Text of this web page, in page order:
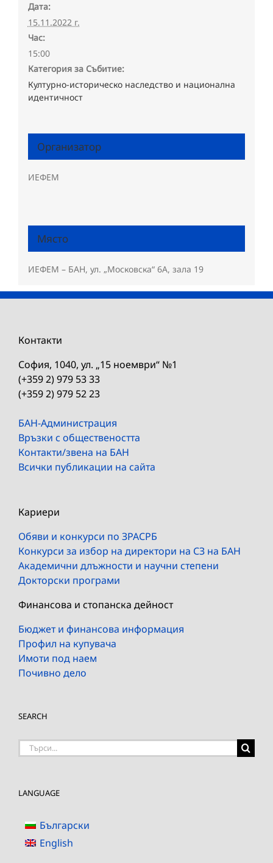
Дата:
15.11.2022 г.
Час:
15:00
Категория за Събитие:
Културно-историческо наследство и национална
идентичност
Организатор
ИЕФЕМ
Място
ИЕФЕМ – БАН, ул. „Московска“ 6А, зала 19
Контакти
София, 1040, ул. „15 ноември“ №1
(+359 2) 979 53 33
(+359 2) 979 52 23
БАН-Администрация
Връзки с обществеността
Контакти/звена на БАН
Всички публикации на сайта
Кариери
Обяви и конкурси по ЗРАСРБ
Конкурси за избор на директори на СЗ на БАН
Академични длъжности и научни степени
Докторски програми
Финансова и стопанска дейност
Бюджет и финансова информация
Профил на купувача
Имоти под наем
Почивно дело
SEARCH
Търсене
LANGUAGE
Български
English